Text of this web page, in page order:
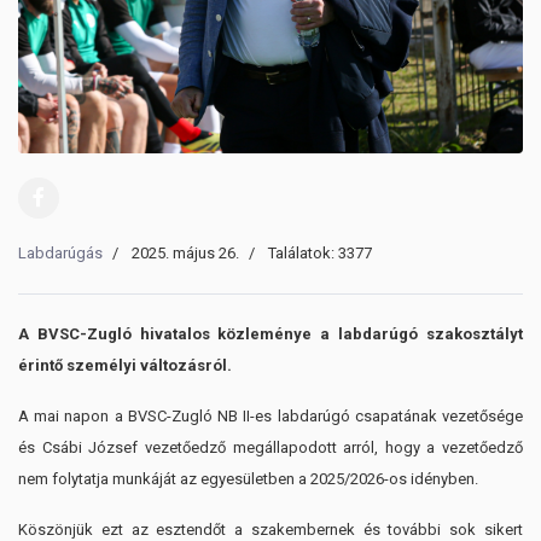
Labdarúgás 2025. május 26. Találatok: 3377
A BVSC-Zugló hivatalos közleménye a labdarúgó szakosztályt
érintő személyi változásról.
A mai napon a BVSC-Zugló NB II-es labdarúgó csapatának vezetősége
és Csábi József vezetőedző megállapodott arról, hogy a vezetőedző
nem folytatja munkáját az egyesületben a 2025/2026-os idényben.
Köszönjük ezt az esztendőt a szakembernek és további sok sikert